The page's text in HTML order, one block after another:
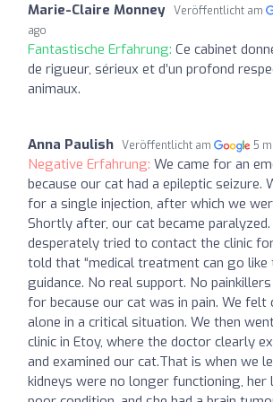
Marie-Claire Monney Veröffentlicht am
ago
Fantastische Erfahrung: Ce cabinet
de rigueur, sérieux et d’un profond
animaux.
Anna Paulish Veröffentlicht am 5
Negative Erfahrung: We came for an
because our cat had a epileptic seizure.
for a single injection, after which we
Shortly after, our cat became
desperately tried to contact the clinic
told that “medical treatment can go like
guidance. No real support. No
for because our cat was in pain. We felt
alone in a critical situation. We then
clinic in Etoy, where the doctor clearly
and examined our cat.That is when we
kidneys were no longer functioning, her